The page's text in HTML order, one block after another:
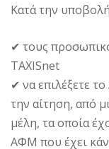
Κατά την υποβολή
✔ τους
TAXISnet
✔ να επιλέξετε
την αίτηση, από
μέλη, τα οποία
ΑΦΜ που έχει